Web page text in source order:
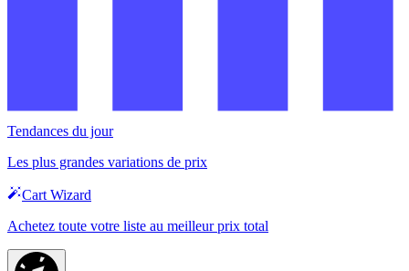
Tendances du jour
Les plus grandes variations de prix
Cart Wizard
Achetez toute votre liste au meilleur prix total